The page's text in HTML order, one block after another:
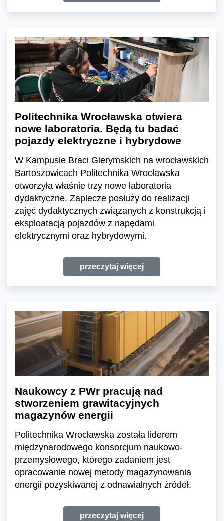
Politechnika Wrocławska otwiera
nowe laboratoria. Będą tu badać
pojazdy elektryczne i hybrydowe
W Kampusie Braci Gierymskich na wrocławskich
Bartoszowicach Politechnika Wrocławska
otworzyła właśnie trzy nowe laboratoria
dydaktyczne. Zaplecze posłuży do realizacji
zajęć dydaktycznych związanych z konstrukcją i
eksploatacją pojazdów z napędami
elektrycznymi oraz hybrydowymi.
przeczytaj więcej
Naukowcy z PWr pracują nad
stworzeniem grawitacyjnych
magazynów energii
Politechnika Wrocławska została liderem
międzynarodowego konsorcjum naukowo-
przemysłowego, którego zadaniem jest
opracowanie nowej metody magazynowania
energii pozyskiwanej z odnawialnych źródeł.
przeczytaj więcej